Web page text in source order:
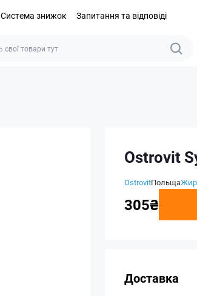
Система знижок Запитання та відповіді
Ostrovit
OstrovitПольща
305₴
Доставка